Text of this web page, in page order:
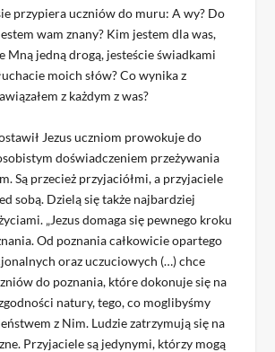
przypiera uczniów do muru: A wy? Do
wam znany? Kim jestem dla was,
Mną jedną drogą, jesteście świadkami
moich słów? Co wynika z
z każdym z was?
Jezus uczniom prowokuje do
doświadczeniem przeżywania
Są przecież przyjaciółmi, a przyjaciele
sobą. Dzielą się także najbardziej
„Jezus domaga się pewnego kroku
Od poznania całkowicie opartego
oraz uczuciowych (…) chce
do poznania, które dokonuje się na
natury, tego, co moglibyśmy
z Nim. Ludzie zatrzymują się na
Przyjaciele są jedynymi, którzy mogą